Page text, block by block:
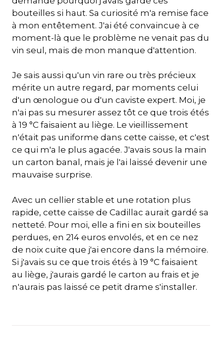
bouteilles si haut. Sa curiosité m'a remise face
à mon entêtement. J'ai été convaincue à ce
moment-là que le problème ne venait pas du
vin seul, mais de mon manque d'attention.
Je sais aussi qu'un vin rare ou très précieux
mérite un autre regard, par moments celui
d'un œnologue ou d'un caviste expert. Moi, je
n'ai pas su mesurer assez tôt ce que trois étés
à 19 °C faisaient au liège. Le vieillissement
n'était pas uniforme dans cette caisse, et c'est
ce qui m'a le plus agacée. J'avais sous la main
un carton banal, mais je l'ai laissé devenir une
mauvaise surprise.
Avec un cellier stable et une rotation plus
rapide, cette caisse de Cadillac aurait gardé sa
netteté. Pour moi, elle a fini en six bouteilles
perdues, en 214 euros envolés, et en ce nez
de noix cuite que j'ai encore dans la mémoire.
Si j'avais su ce que trois étés à 19 °C faisaient
au liège, j'aurais gardé le carton au frais et je
n'aurais pas laissé ce petit drame s'installer.